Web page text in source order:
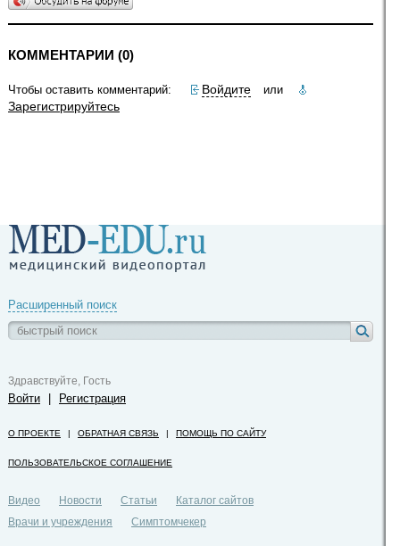
КОММЕНТАРИИ (0)
Чтобы оставить комментарий: Войдите или
Зарегистрируйтесь
Расширенный поиск
Здравствуйте, Гость
Войти Регистрация
О ПРОЕКТЕ | ОБРАТНАЯ СВЯЗЬ | ПОМОЩЬ ПО САЙТУ
ПОЛЬЗОВАТЕЛЬСКОЕ СОГЛАШЕНИЕ
Видео Новости Статьи
Каталог сайтов
Врачи и учреждения
Симптомчекер